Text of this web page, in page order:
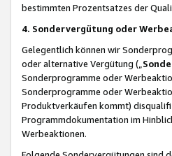
bestimmten Prozentsatzes der
4. Sondervergütung oder
Gelegentlich können wir
oder alternative Vergütung („
Sonderprogramme oder
Sonderprogramme oder
Produktverkäufen kommt)
Programmdokumentation im
Werbeaktionen.